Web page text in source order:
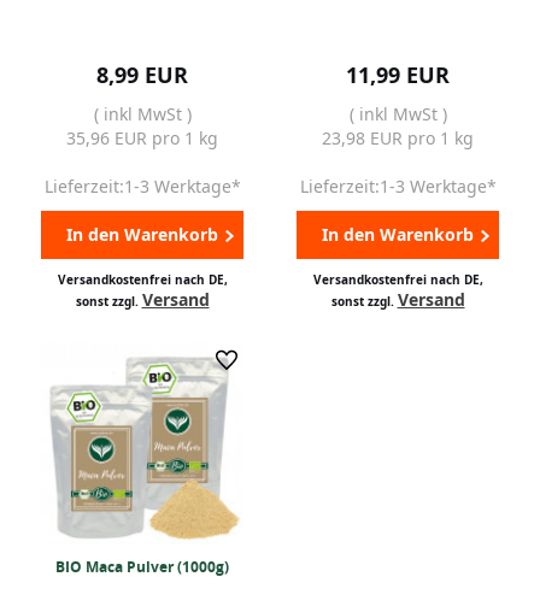
8,99 EUR
( inkl MwSt )
35,96 EUR pro 1 kg
Lieferzeit:1-3 Werktage*
In den Warenkorb
Versandkostenfrei nach DE,
sonst zzgl. Versand
11,99 EUR
( inkl MwSt )
23,98 EUR pro 1 kg
Lieferzeit:1-3 Werktage*
In den Warenkorb
Versandkostenfrei nach DE,
sonst zzgl. Versand
BIO Maca Pulver (1000g)